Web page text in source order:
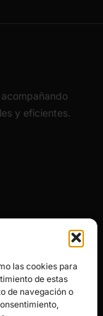
las cookies para
de estas
de navegación o
y eficientes.